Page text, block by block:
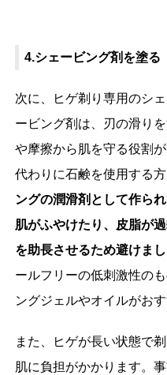
4.シェービング剤を塗る
次に、ヒゲ剃り専用のシ
ービング剤は、刃の滑り
や摩擦から肌を守る役割
代わりに石鹸を使用する
ングの潤滑剤として作ら
肌がふやけたり、皮脂が
を助長させるため避けま
ールフリーの低刺激性の
ングジェルやオイルがおす
また、ヒゲが長い状態で
肌に負担がかかります。